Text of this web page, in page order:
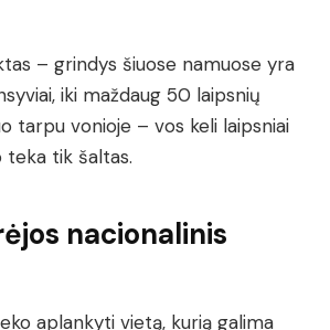
– grindys šiuose namuose yra
iki maždaug 50 laipsnių
tarpu vonioje – vos keli laipsniai
teka tik šaltas.
nacionalinis
aplankyti vietą, kurią galima